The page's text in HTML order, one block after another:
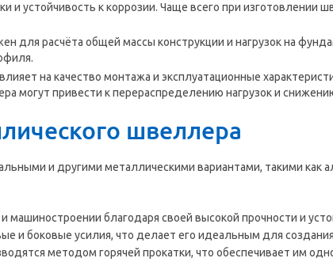
и устойчивость к коррозии. Чаще всего при изготовлении
для расчёта общей массы конструкции и нагрузок на
на качество монтажа и эксплуатационные
могут привести к перераспределению нагрузок и
швеллера
и другими металлическими вариантами, такими как
благодаря своей высокой прочности и
и боковые усилия, что делает его идеальным для
методом горячей прокатки, что обеспечивает им